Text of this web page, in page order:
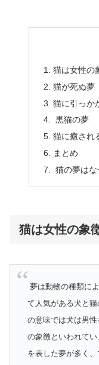
猫は女性
猫が死ぬ夢
猫に引っか
黒猫の夢
猫に癒さ
まとめ
猫の夢は
猫は女性の象
夢は動物の種類に
て人気がある犬と
の意味では犬は男
の象徴といわれて
を表した夢が多く